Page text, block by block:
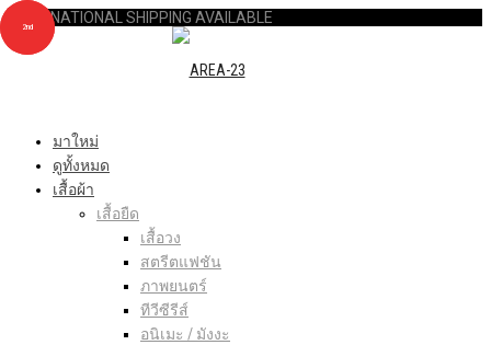
INTERNATIONAL SHIPPING AVAILABLE
มาใหม่
ดูทั้งหมด
เสื้อผ้า
เสื้อยืด
เสื้อวง
สตรีตแฟชัน
ภาพยนตร์
ทีวีซีรีส์
อนิเมะ / มังงะ
2nd
2nd